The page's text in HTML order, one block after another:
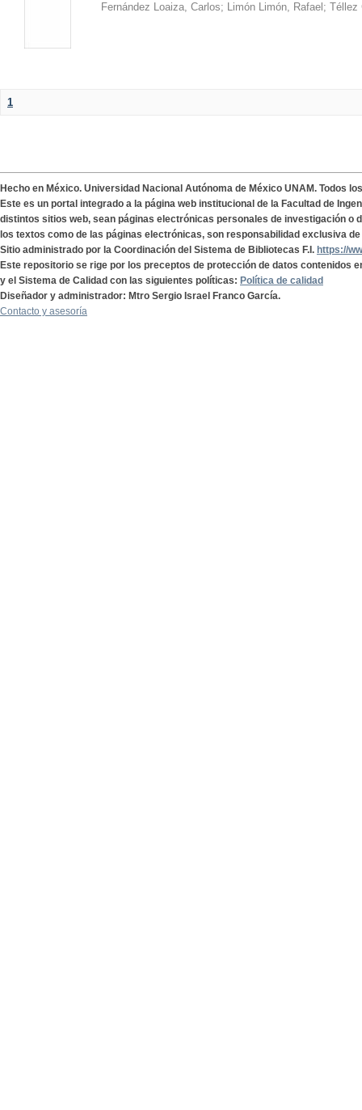
Fernández Loaiza, Carlos; Limón Limón, Rafael ; Téllez
1
Hecho en México. Universidad Nacional Autónoma de México UNAM. Todos
Este es un portal integrado a la página web institucional de la Facultad de
distintos sitios web, sean páginas electrónicas personales de investigación o
los textos como de las páginas electrónicas, son responsabilidad exclusiva
Sitio administrado por la Coordinación del Sistema de Bibliotecas F.I. https://
Este repositorio se rige por los preceptos de protección de datos contenidos
y el Sistema de Calidad con las siguientes políticas: Política de calidad
Diseñador y administrador: Mtro Sergio Israel Franco García.
Contacto y asesoría